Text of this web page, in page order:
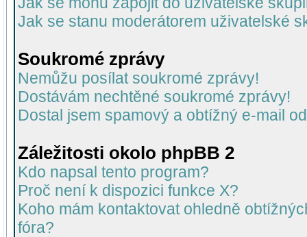
Jak se stanu moderátorem uživatelské
Soukromé zprávy
Nemůžu posílat soukromé zprávy!
Dostávám nechtěné soukromé zprávy!
Dostal jsem spamový a obtížný e-mail
Záležitosti okolo phpBB 2
Kdo napsal tento program?
Proč není k dispozici funkce X?
Koho mám kontaktovat ohledně
fóra?